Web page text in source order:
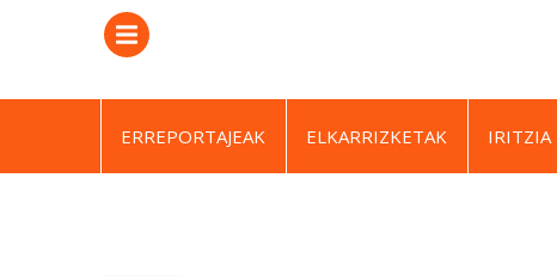
ERREPORTAJEAK ELKARRIZKETAK IRITZIA